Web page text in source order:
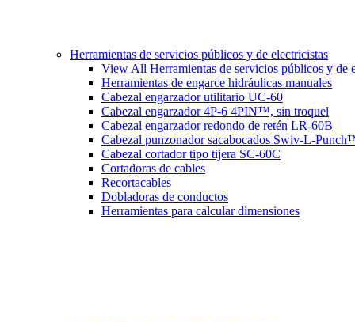
Herramientas de servicios públicos y de electricistas
View All Herramientas de servicios públicos y de
Herramientas de engarce hidráulicas manuales
Cabezal engarzador utilitario UC-60
Cabezal engarzador 4P-6 4PIN™, sin troquel
Cabezal engarzador redondo de retén LR-60B
Cabezal punzonador sacabocados Swiv-L-
Cabezal cortador tipo tijera SC-60C
Cortadoras de cables
Recortacables
Dobladoras de conductos
Herramientas para calcular dimensiones